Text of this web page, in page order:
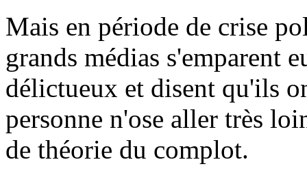
Mais en période de crise
grands médias s'emparent
délictueux et disent qu'ils
personne n'ose aller très
de théorie du complot.